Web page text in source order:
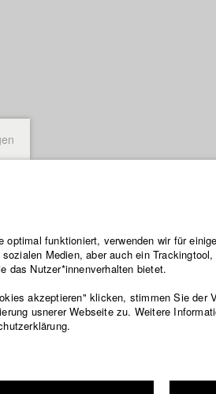
optimal funktioniert, verwenden wir für
Medien, aber auch ein
das Nutzer*innenverhalten bietet.
akzeptieren" klicken, stimmen Sie der
usnerer Webseite zu. Weitere